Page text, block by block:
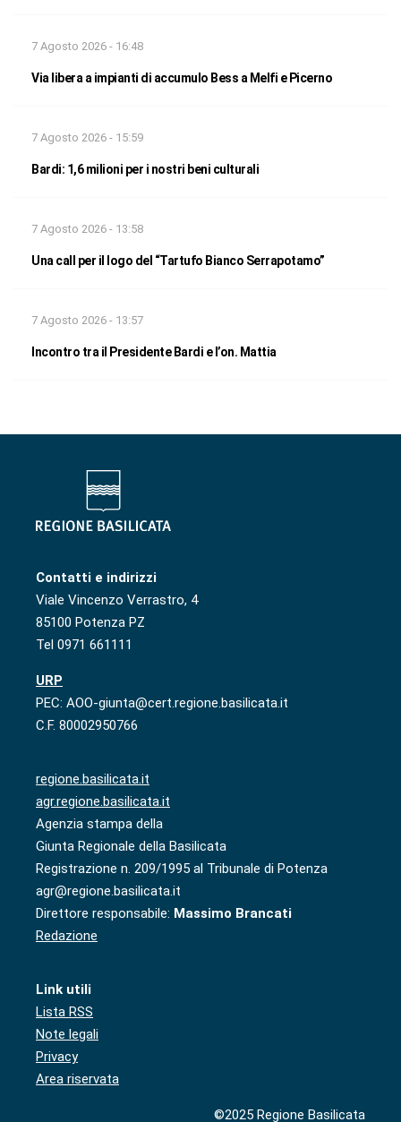
7 Agosto 2026 - 16:48
Via libera a impianti di accumulo Bess a Melfi e Picerno
7 Agosto 2026 - 15:59
Bardi: 1,6 milioni per i nostri beni culturali
7 Agosto 2026 - 13:58
Una call per il logo del “Tartufo Bianco Serrapotamo”
7 Agosto 2026 - 13:57
Incontro tra il Presidente Bardi e l’on. Mattia
Contatti e indirizzi
Viale Vincenzo Verrastro, 4
85100 Potenza PZ
Tel 0971 661111
URP
PEC: AOO-giunta@cert.regione.basilicata.it
C.F. 80002950766
regione.basilicata.it
agr.regione.basilicata.it
Agenzia stampa della
Giunta Regionale della Basilicata
Registrazione n. 209/1995 al Tribunale di Potenza
agr@regione.basilicata.it
Direttore responsabile: Massimo Brancati
Redazione
Link utili
Lista RSS
Note legali
Privacy
Area riservata
©2025 Regione Basilicata